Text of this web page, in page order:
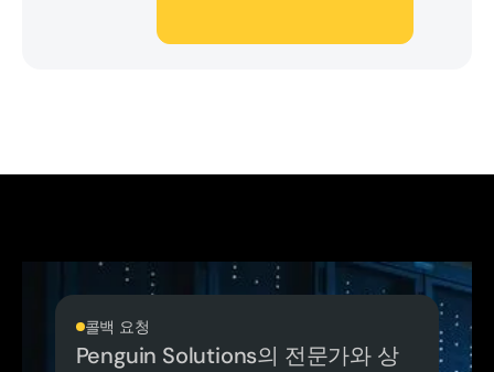
콜백 요청
Penguin Solutions의 전문가와 상